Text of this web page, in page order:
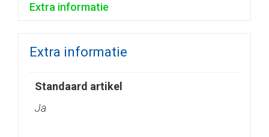
Extra informatie
Extra informatie
Standaard artikel
Ja